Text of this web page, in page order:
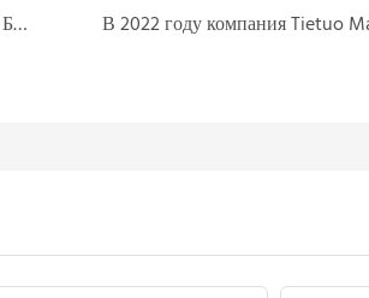
6-я Международная выставка BUILCON в Бангладеш